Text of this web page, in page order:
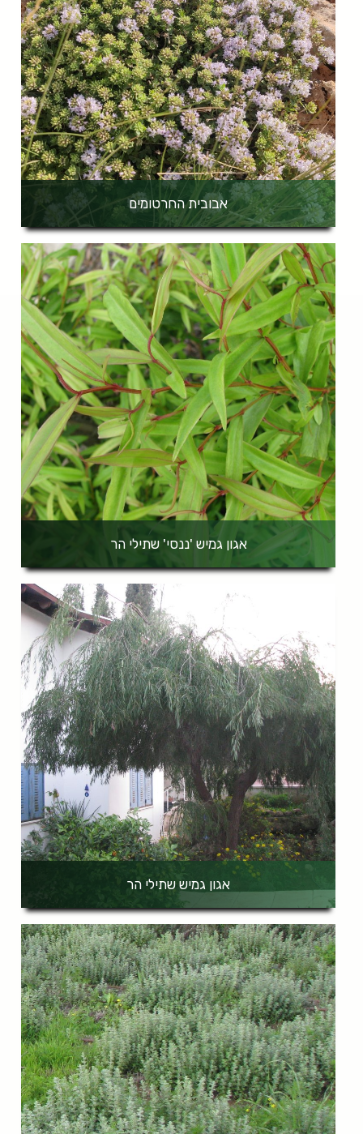
אבובית החרטומים
אגון גמיש 'ננסי' שתילי הר
אגון גמיש שתילי הר